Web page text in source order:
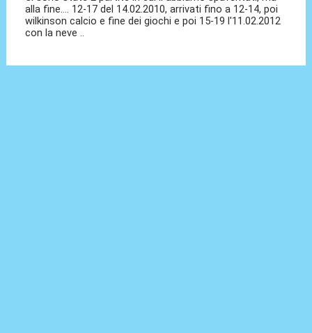
alla fine.... 12-17 del 14.02.2010, arrivati fino a 12-14, poi
wilkinson calcio e fine dei giochi e poi 15-19 l'11.02.2012
con la neve ..